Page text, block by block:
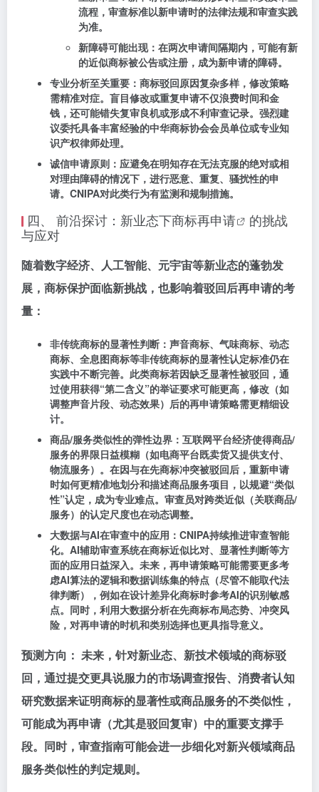
流程，审查标准以新申请时的法律法规和审查实践
为准。
新障碍可能出现：在两次申请间隔期内，可能有新
的近似商标被公告或注册，成为新申请的障碍。
专业分析至关重要 ：商标驳回原因复杂多样，修改策略
需精准对症。盲目修改或重复申请不仅浪费时间和金
钱，还可能错失复审良机或形成不利审查记录。强烈建
议委托具备丰富经验的中华商标协会会员单位或专业知
识产权律师处理。
诚信申请原则 ：应避免在明知存在无法克服的绝对或相
对理由障碍的情况下，进行恶意、重复、骚扰性的申
请。CNIPA对此类行为有监测和规制措施。
四、 前沿探讨：新业态下商标再申请
的挑战
与应对
随着数字经济、人工智能、元宇宙等新业态的蓬勃发
展，商标保护面临新挑战，也影响着驳回后再申请的考
量：
非传统商标的显著性判断 ：声音商标、气味商标、动态
商标、全息图商标等非传统商标的显著性认定标准仍在
实践中不断完善。此类商标若因缺乏显著性被驳回，通
过使用获得“第二含义”的举证要求可能更高，修改（如
调整声音片段、动态效果）后的再申请策略需更精细设
计。
商品/服务类似性的弹性边界 ：互联网平台经济使得商品/
服务的界限日益模糊（如电商平台既卖货又提供支付、
物流服务）。在因与在先商标冲突被驳回后，重新申请
时如何更精准地划分和描述商品服务项目，以规避“类似
性”认定，成为专业难点。审查员对跨类近似（关联商品/
服务）的认定尺度也在动态调整。
大数据与AI在审查中的应用 ：CNIPA持续推进审查智能
化。AI辅助审查系统在商标近似比对、显著性判断等方
面的应用日益深入。未来，再申请策略可能需要更多考
虑AI算法的逻辑和数据训练集的特点（尽管不能取代法
律判断），例如在设计差异化商标时参考AI的识别敏感
点。同时，利用大数据分析在先商标布局态势、冲突风
险，对再申请的时机和类别选择也更具指导意义。
预测方向： 未来，针对新业态、新技术领域的商标驳
回，通过提交更具说服力的市场调查报告、消费者认知
研究数据来证明商标的显著性或商品服务的不类似性，
可能成为再申请（尤其是驳回复审）中的重要支撑手
段。同时，审查指南可能会进一步细化对新兴领域商品
服务类似性的判定规则。